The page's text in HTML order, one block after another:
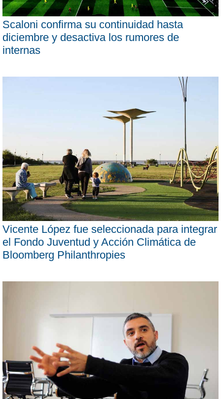
Scaloni confirma su continuidad hasta
diciembre y desactiva los rumores de
internas
Vicente López fue seleccionada para integrar
el Fondo Juventud y Acción Climática de
Bloomberg Philanthropies